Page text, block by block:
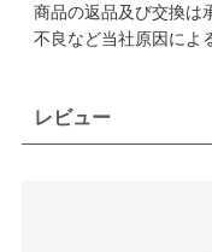
商品の返品及び交換は
不良など当社原因によ
レビュー